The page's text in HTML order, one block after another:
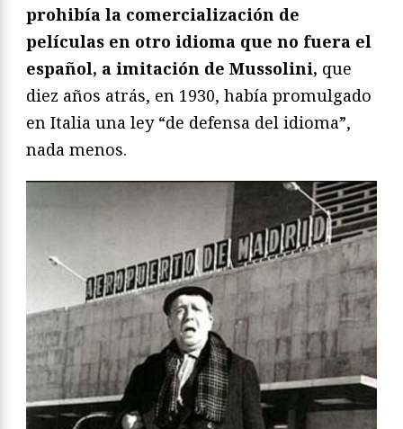
prohibía la comercialización de
películas en otro idioma que no fuera el
español, a imitación de Mussolini, que
diez años atrás, en 1930, había promulgado
en Italia una ley “de defensa del idioma”,
nada menos.